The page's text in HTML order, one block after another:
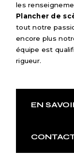
les
Plancher de
tout notre
encore plus
équipe est
rigueur.
EN